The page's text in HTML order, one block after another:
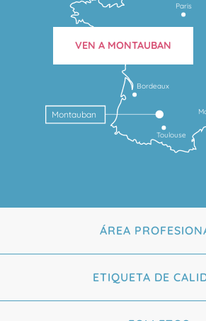
Toulouse
Bordeaux
Montauban
Paris
VEN A MONTAUBAN
ÁREA
ETIQUETA DE